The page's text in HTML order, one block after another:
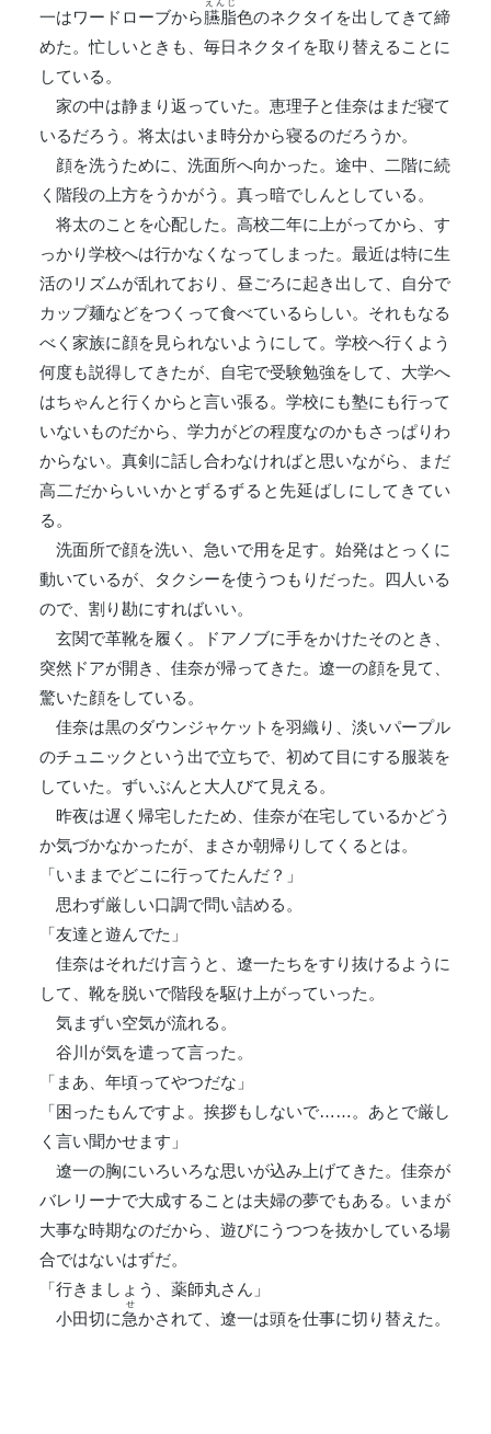
一はワードローブから臙脂
えんじ
色のネクタイを出してきて締
めた。忙しいときも、毎日ネクタイを取り替えることに
している。
家の中は静まり返っていた。恵理子と佳奈はまだ寝て
いるだろう。将太はいま時分から寝るのだろうか。
顔を洗うために、洗面所へ向かった。途中、二階に続
く階段の上方をうかがう。真っ暗でしんとしている。
将太のことを心配した。高校二年に上がってから、す
っかり学校へは行かなくなってしまった。最近は特に生
活のリズムが乱れており、昼ごろに起き出して、自分で
カップ麺などをつくって食べているらしい。それもなる
べく家族に顔を見られないようにして。学校へ行くよう
何度も説得してきたが、自宅で受験勉強をして、大学へ
はちゃんと行くからと言い張る。学校にも塾にも行って
いないものだから、学力がどの程度なのかもさっぱりわ
からない。真剣に話し合わなければと思いながら、まだ
高二だからいいかとずるずると先延ばしにしてきてい
る。
洗面所で顔を洗い、急いで用を足す。始発はとっくに
動いているが、タクシーを使うつもりだった。四人いる
ので、割り勘にすればいい。
玄関で革靴を履く。ドアノブに手をかけたそのとき、
突然ドアが開き、佳奈が帰ってきた。遼一の顔を見て、
驚いた顔をしている。
佳奈は黒のダウンジャケットを羽織り、淡いパープル
のチュニックという出で立ちで、初めて目にする服装を
していた。ずいぶんと大人びて見える。
昨夜は遅く帰宅したため、佳奈が在宅しているかどう
か気づかなかったが、まさか朝帰りしてくるとは。
「いままでどこに行ってたんだ？」
思わず厳しい口調で問い詰める。
「友達と遊んでた」
佳奈はそれだけ言うと、遼一たちをすり抜けるように
して、靴を脱いで階段を駆け上がっていった。
気まずい空気が流れる。
谷川が気を遣って言った。
「まあ、年頃ってやつだな」
「困ったもんですよ。挨拶もしないで……。あとで厳し
く言い聞かせます」
遼一の胸にいろいろな思いが込み上げてきた。佳奈が
バレリーナで大成することは夫婦の夢でもある。いまが
大事な時期なのだから、遊びにうつつを抜かしている場
合ではないはずだ。
「行きましょう、薬師丸さん」
小田切に急
せ
かされて、遼一は頭を仕事に切り替えた。